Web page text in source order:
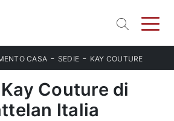
CASA - SEDIE - KAY COUTURE
Couture di
Italia